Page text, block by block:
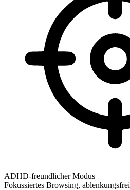
ADHD-freundlicher Modus
Fokussiertes Browsing, ablenkungsfrei